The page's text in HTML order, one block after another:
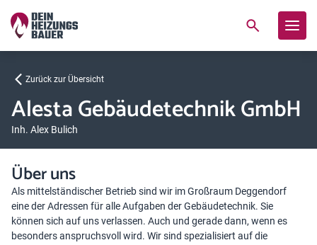
Zurück zur Übersicht
Alesta Gebäudetechnik GmbH
Inh. Alex Bulich
Über uns
Als mittelständischer Betrieb sind wir im Großraum Deggendorf
eine der Adressen für alle Aufgaben der Gebäudetechnik. Sie
können sich auf uns verlassen. Auch und gerade dann, wenn es
besonders anspruchsvoll wird. Wir sind spezialisiert auf die